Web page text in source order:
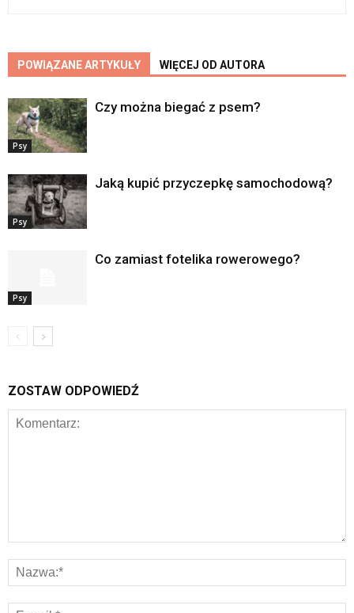
POWIĄZANE ARTYKUŁY WIĘCEJ OD AUTORA
Psy
Czy można biegać z psem?
Psy
Jaką kupić przyczepkę samochodową?
Psy
Co zamiast fotelika rowerowego?
ZOSTAW ODPOWIEDŹ